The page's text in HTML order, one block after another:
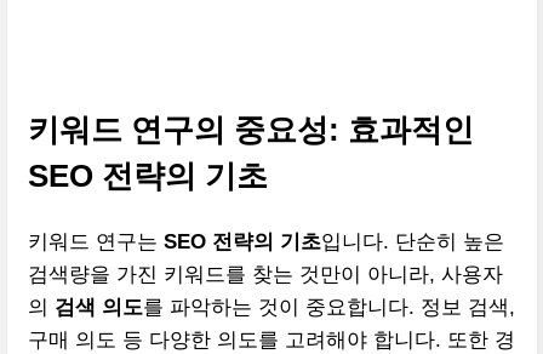
키워드 연구의 중요성: 효과적인
SEO 전략의 기초
키워드 연구는 SEO 전략의 기초입니다. 단순히 높은
검색량을 가진 키워드를 찾는 것만이 아니라, 사용자
의 검색 의도를 파악하는 것이 중요합니다. 정보 검색,
구매 의도 등 다양한 의도를 고려해야 합니다. 또한 경